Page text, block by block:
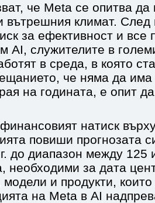
че Meta се опитва
вътрешния климат. След
за ефективност и все
AI, служителите в
в среда, в която
че няма да
на годината, е опит
натиск
повиши прогнозата
до диапазон между
необходими за дата
и продукти,
на Meta в AI